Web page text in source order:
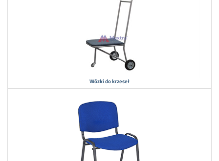
Wózki do krzeseł